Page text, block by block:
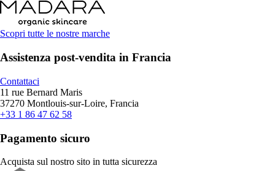
Scopri tutte le nostre marche
Assistenza post-vendita in Francia
Contattaci
11 rue Bernard Maris
37270 Montlouis-sur-Loire, Francia
+33 1 86 47 62 58
Pagamento sicuro
Acquista sul nostro sito in tutta sicurezza